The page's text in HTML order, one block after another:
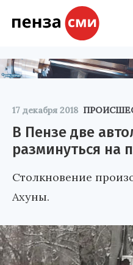
17 декабря 2018
В Пензе две
разминуться на
Столкновение
Ахуны.